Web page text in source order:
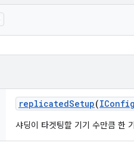
replicatedSetup(
샤딩이 타겟팅할 기기 수만큼 한